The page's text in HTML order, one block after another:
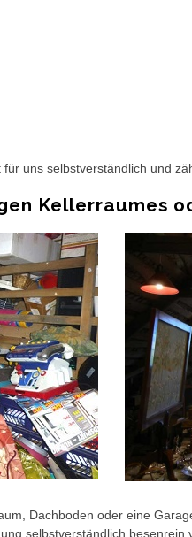
uns selbstverständlich und
Kellerraumes
Dachboden oder eine
selbstverständlich